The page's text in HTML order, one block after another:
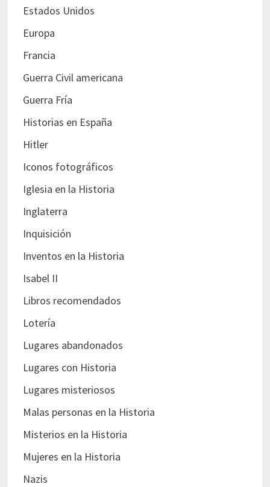
Estados Unidos
Europa
Francia
Guerra Civil americana
Guerra Fría
Historias en España
Hitler
Iconos fotográficos
Iglesia en la Historia
Inglaterra
Inquisición
Inventos en la Historia
Isabel II
Libros recomendados
Lotería
Lugares abandonados
Lugares con Historia
Lugares misteriosos
Malas personas en la Historia
Misterios en la Historia
Mujeres en la Historia
Nazis